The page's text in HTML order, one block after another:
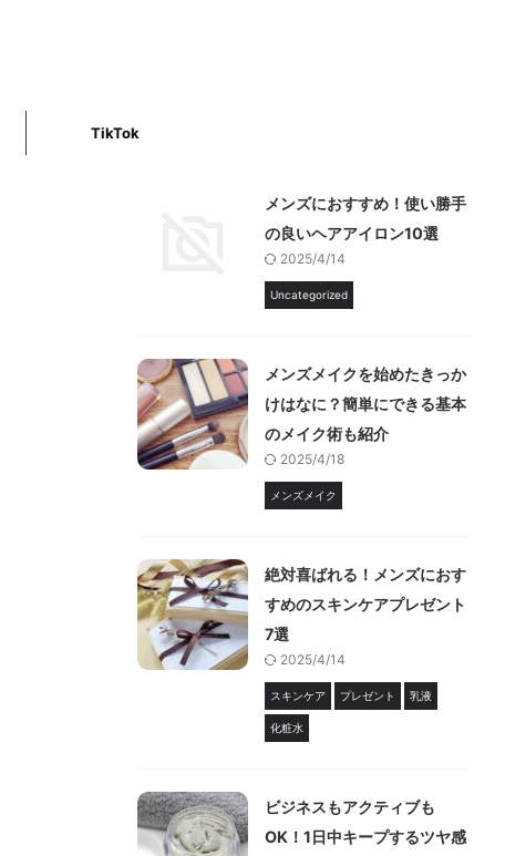
TikTok
メンズにおすすめ！使い勝手
の良いヘアアイロン10選
2025/4/14
Uncategorized
メンズメイクを始めたきっか
けはなに？簡単にできる基本
のメイク術も紹介
2025/4/18
メンズメイク
絶対喜ばれる！メンズにおす
すめのスキンケアプレゼント
7選
2025/4/14
スキンケア プレゼント 乳液
化粧水
ビジネスもアクティブも
OK！1日中キープするツヤ感